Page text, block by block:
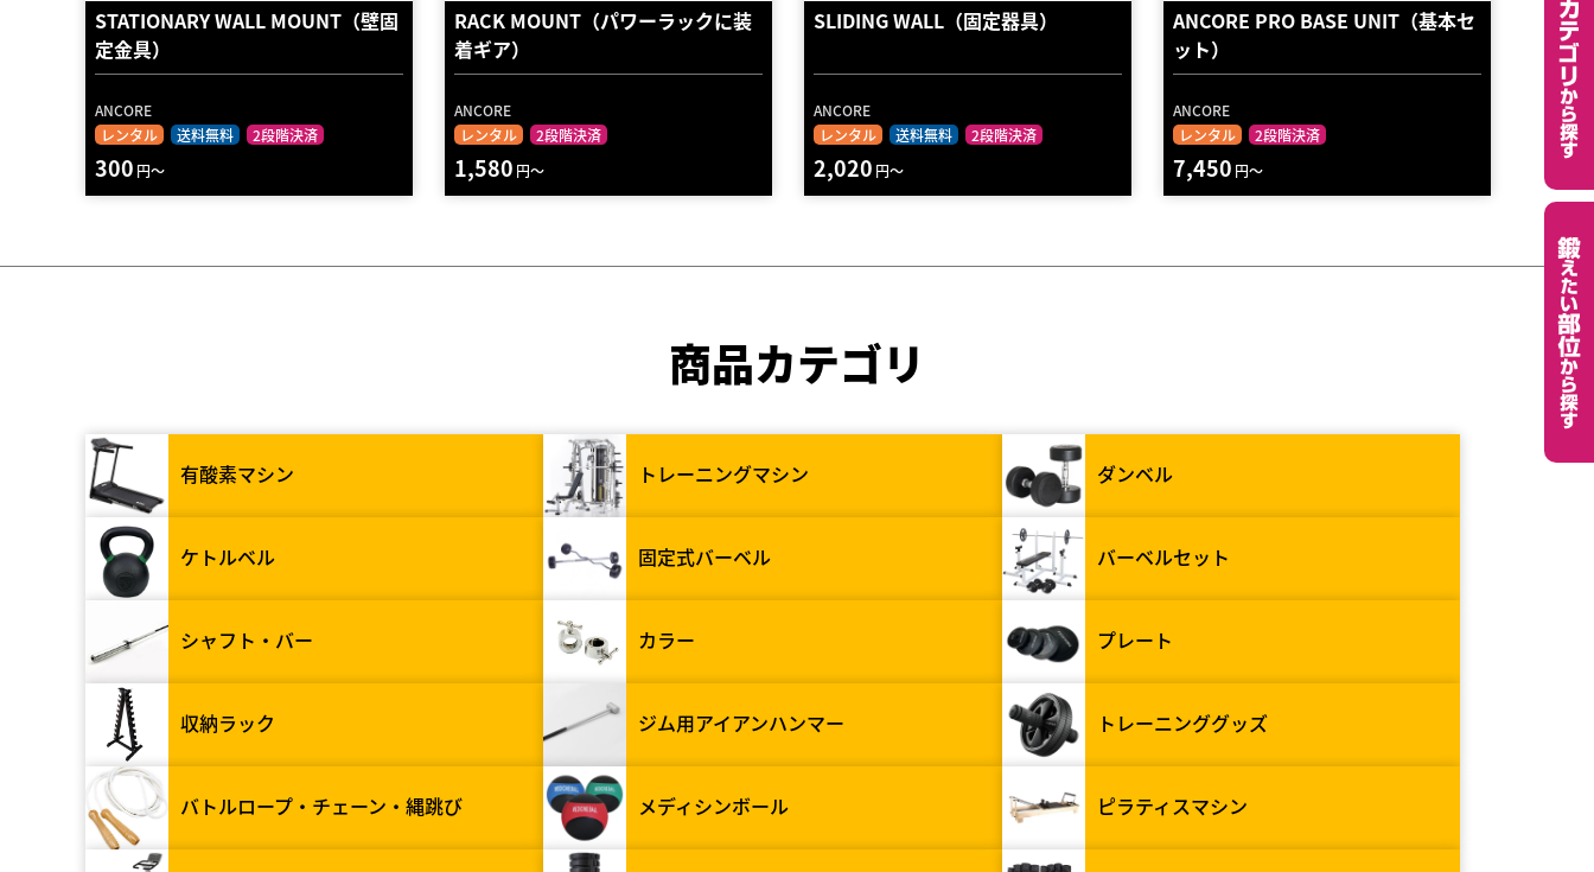
STATIONARY WALL MOUNT（壁固
定金具）
ANCORE
レンタル
送料無料 2段階決済
300 円～
RACK MOUNT（パワーラックに装
着ギア）
ANCORE
レンタル
2段階決済
1,580 円～
SLIDING WALL（固定器具）
ANCORE
レンタル
送料無料 2段階決済
2,020 円～
ANCORE PRO BASE UNIT（基本セ
ット）
ANCORE
レンタル
2段階決済
7,450 円～
商品カテゴリ
有酸素マシン トレーニングマシン ダンベル
ケトルベル 固定式バーベル バーベルセット
シャフト・バー カラー プレート
収納ラック ジム用アイアンハンマー トレーニンググッズ
バトルロープ・チェーン・縄跳び メディシンボール ピラティスマシン